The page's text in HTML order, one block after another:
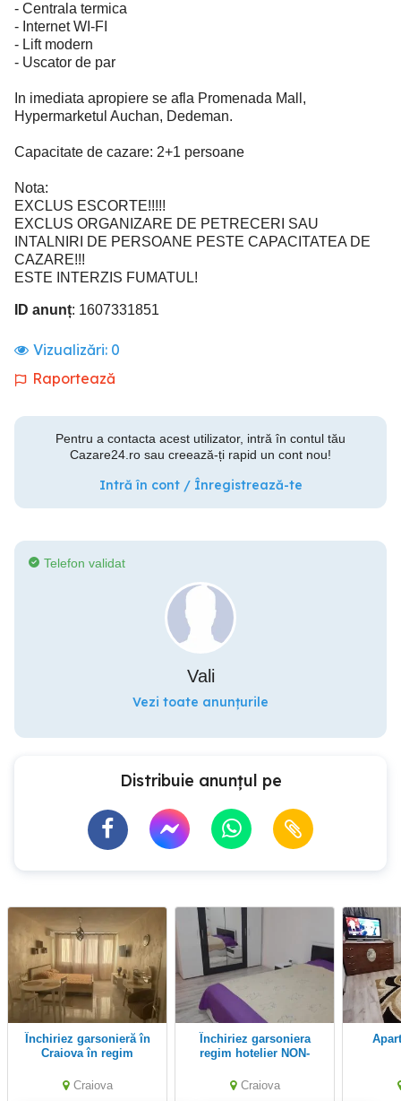
- Centrala termica
- Internet WI-FI
- Lift modern
- Uscator de par
In imediata apropiere se afla Promenada Mall,
Hypermarketul Auchan, Dedeman.
Capacitate de cazare: 2+1 persoane
Nota:
EXCLUS ESCORTE!!!!!
EXCLUS ORGANIZARE DE PETRECERI SAU
INTALNIRI DE PERSOANE PESTE CAPACITATEA DE
CAZARE!!!
ESTE INTERZIS FUMATUL!
ID anunț: 1607331851
Vizualizări: 0
Raportează
Pentru a contacta acest utilizator, intră în contul tău
Cazare24.ro sau creează-ți rapid un cont nou!
Intră în cont / Înregistrează-te
Telefon validat
Vali
Vezi toate anunțurile
Distribuie anunțul pe
Craiova în regim
CENTRALĂ,LUX!!!
Craiova
regim hotelier NON-
Craiova
Apartament regim